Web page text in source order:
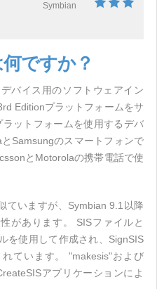
Symbian
ですか？
バイス用のソフトウェアイン
Editionプラットフォームをサ
ットフォームを使用するデバ
Samsungのスマートフォンで
とMotorolaの携帯電話で使
ていますが、Symbian 9.1以降
があります。 SISファイルと
を使用して作成され、SignSIS
ています。 "makesis"および
アプリケーションによ